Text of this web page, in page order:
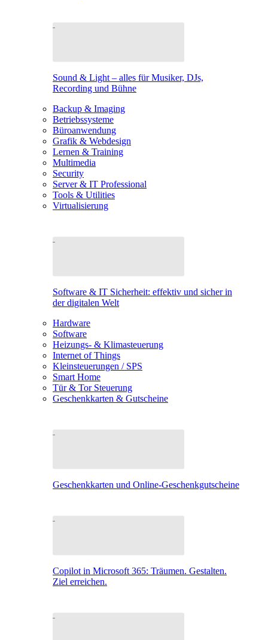
Sound & Light – alles für Musiker, DJs,
Recording und Bühne
Backup & Imaging
Betriebssysteme
Büroanwendung
Grafik & Webdesign
Lernen & Training
Multimedia
Security
Server & IT Professional
Tools & Utilities
Virtualisierung
Software & IT Sicherheit: effektiv und sicher in
der digitalen Welt
Hardware
Software
Heizungs- & Klimasteuerung
Internet of Things
Kleinsteuerungen / SPS
Smart Home
Tür & Tor Steuerung
Geschenkkarten & Gutscheine
Geschenkkarten und Online-Geschenkgutscheine
Copilot in Microsoft 365: Träumen. Gestalten.
Ziel erreichen.